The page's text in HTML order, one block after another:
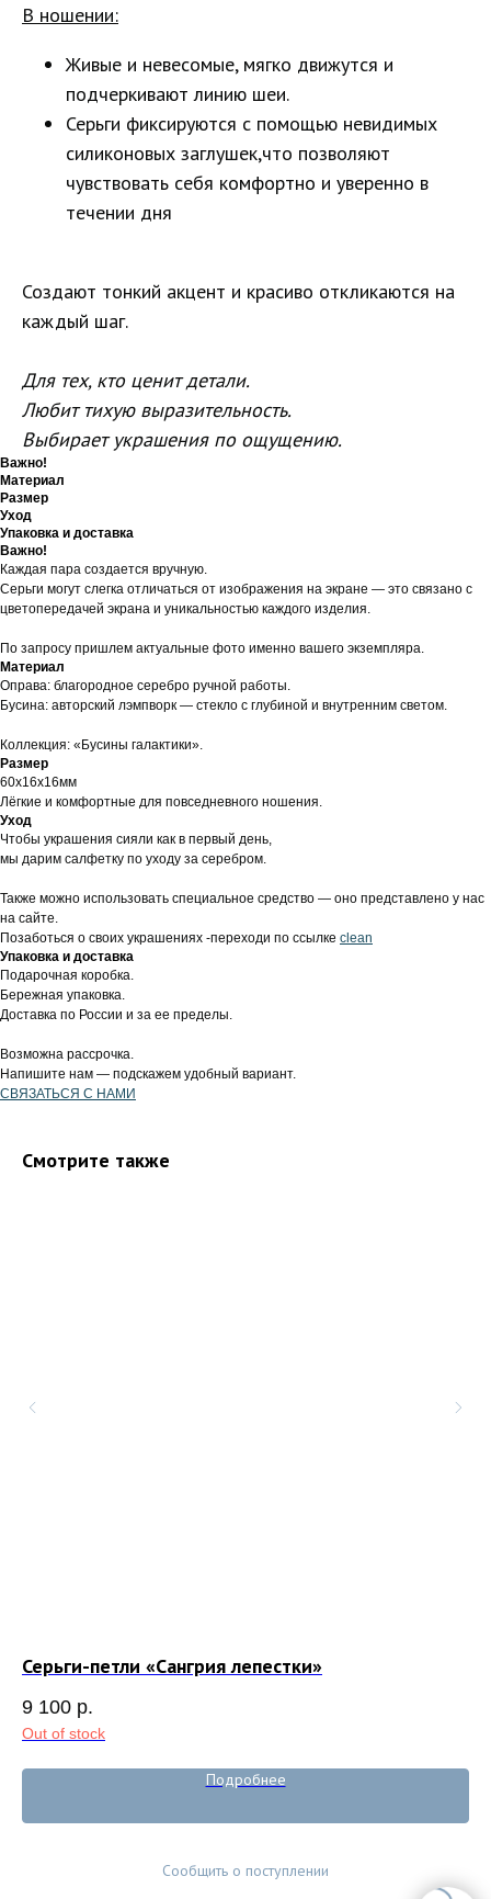
В ношении:
Живые и невесомые, мягко движутся и
подчеркивают линию шеи.
Серьги фиксируются с помощью невидимых
силиконовых заглушек,что позволяют
чувствовать себя комфортно и уверенно в
течении дня
Создают тонкий акцент и красиво откликаются на
каждый шаг.
Для тех, кто ценит детали.
Любит тихую выразительность.
Выбирает украшения по ощущению.
Важно!
Материал
Размер
Уход
Упаковка и доставка
Важно!
Каждая пара создается вручную.
Серьги могут слегка отличаться от изображения на экране — это связано с
цветопередачей экрана и уникальностью каждого изделия.
По запросу пришлем актуальные фото именно вашего экземпляра.
Материал
Оправа: благородное серебро ручной работы.
Бусина: авторский лэмпворк — стекло с глубиной и внутренним светом.
Коллекция: «Бусины галактики».
Размер
60х16х16мм
Лёгкие и комфортные для повседневного ношения.
Уход
Чтобы украшения сияли как в первый день,
мы дарим салфетку по уходу за серебром.
Также можно использовать специальное средство — оно представлено у нас
на сайте.
Позаботься о своих украшениях -переходи по ссылке clean
Упаковка и доставка
Подарочная коробка.
Бережная упаковка.
Доставка по России и за ее пределы.
Возможна рассрочка.
Напишите нам — подскажем удобный вариант.
СВЯЗАТЬСЯ С НАМИ
Смотрите также
Серьги-петли «Сангрия лепестки»
9 100 р.
Out of stock
Подробнее
Сообщить о поступлении